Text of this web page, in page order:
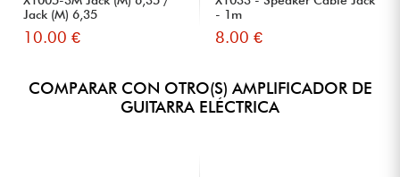
Jack (M) 6,35
10.00 €
- 1m
8.00 €
COMPARAR CON OTRO(S) AMPLIFICADOR DE
GUITARRA ELÉCTRICA